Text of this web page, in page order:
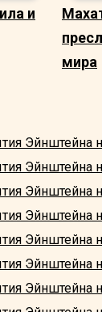
и
мира
Эйнштейна
Эйнштейна
Эйнштейна
Эйнштейна
Эйнштейна
Эйнштейна
Эйнштейна